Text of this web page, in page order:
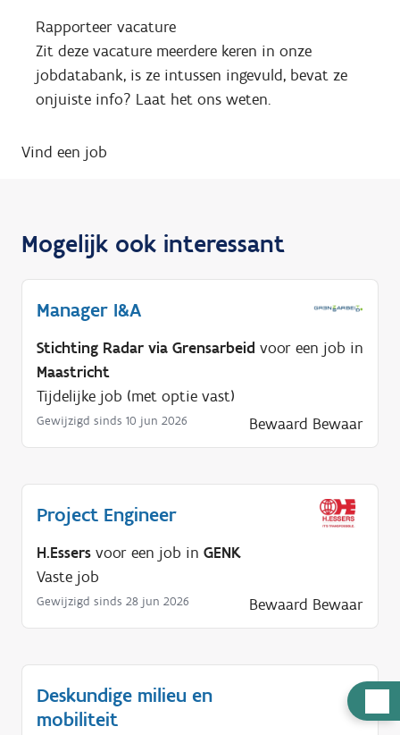
u
Rapporteer vacature
Zit deze vacature meerdere keren in onze
jobdatabank, is ze intussen ingevuld, bevat ze
onjuiste info? Laat het ons weten.
Vind een job
Mogelijk ook interessant
Manager I&A
Stichting Radar via Grensarbeid voor een job in
Maastricht
Tijdelijke job (met optie vast)
Gewijzigd sinds 10 jun 2026 Bewaard Bewaar
Project Engineer
H.Essers voor een job in GENK
Vaste job
Gewijzigd sinds 28 jun 2026 Bewaard Bewaar
Deskundige milieu en
mobiliteit